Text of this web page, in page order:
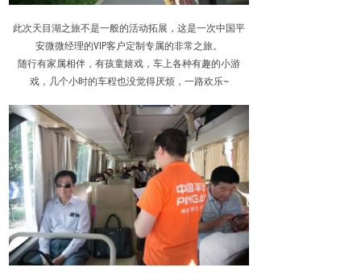
此次天目湖之旅不是一般的活动拓展，这是一次中国平
安微微经理的VIP客户定制专属的非常之旅。
随行有家属相伴，有孩童嬉戏，车上各种有趣的小游
戏，几个小时的车程也没觉得厌烦，一路欢乐~